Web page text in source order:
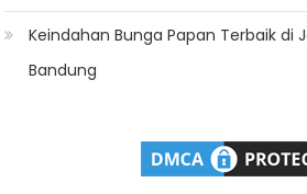
Keindahan Bunga Papan Terbaik di
Bandung